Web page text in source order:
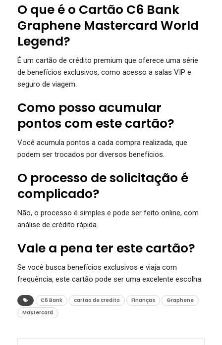
O que é o Cartão C6 Bank
Graphene Mastercard World
Legend?
É um cartão de crédito premium que oferece uma série
de benefícios exclusivos, como acesso a salas VIP e
seguro de viagem.
Como posso acumular
pontos com este cartão?
Você acumula pontos a cada compra realizada, que
podem ser trocados por diversos benefícios.
O processo de solicitação é
complicado?
Não, o processo é simples e pode ser feito online, com
análise de crédito rápida.
Vale a pena ter este cartão?
Se você busca benefícios exclusivos e viaja com
frequência, este cartão pode ser uma excelente escolha.
C6 Bank cartao de credito Finanças
Graphene
Mastercard